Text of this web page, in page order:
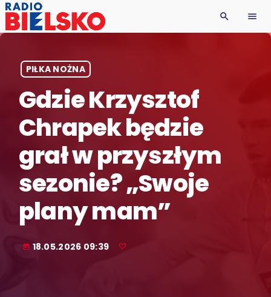
search menu
PIŁKA NOŻNA
Gdzie Krzysztof
Chrapek będzie
grał w przyszłym
sezonie? „Swoje
plany mam”
today 18.05.2026 09:39